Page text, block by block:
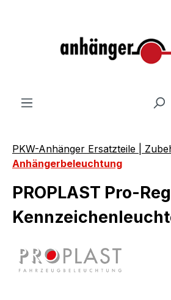
PKW-Anhänger Ersatzteile |
Anhängerbeleuchtung
PROPLAST Pro-Reg